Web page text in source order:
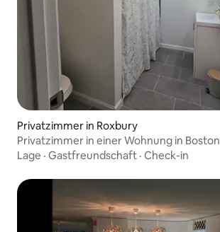
Privatzimmer in Roxbury
Privatzimmer in einer Wohnung in Boston
Lage · Gastfreundschaft · Check-in